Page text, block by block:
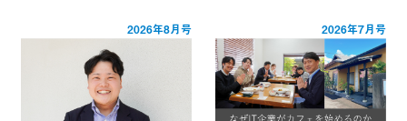
2026年8月号 2026年7月号